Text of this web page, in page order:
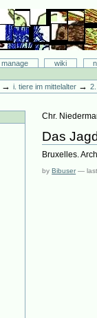
manage wiki
→i. tiere im mittelalter →
Chr.
Das
Bruxelles.
byBibuser —